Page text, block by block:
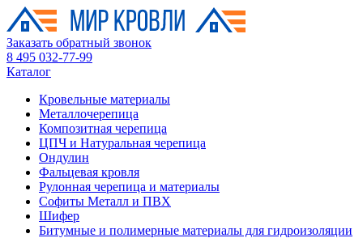
Заказать обратный звонок
8 495 032-77-99
Каталог
Кровельные материалы
Металлочерепица
Композитная черепица
ЦПЧ и Натуральная черепица
Ондулин
Фальцевая кровля
Рулонная черепица и материалы
Софиты Металл и ПВХ
Шифер
Битумные и полимерные материалы для гидроизоляции